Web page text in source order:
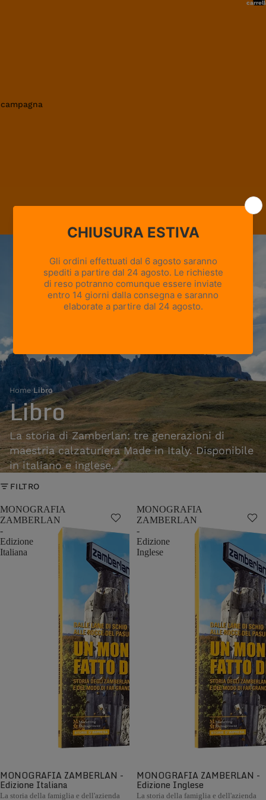
Home›Libro
Libro
La storia di Zamberlan: tre generazioni di
maestria calzaturiera Made in Italy. Disponibile
in italiano e inglese.
FILTRO
MONOGRAFIA
ZAMBERLAN
-
Edizione
Italiana
MONOGRAFIA ZAMBERLAN -
Edizione Italiana
La storia della famiglia e dell'azienda
MONOGRAFIA
ZAMBERLAN
-
Edizione
Inglese
MONOGRAFIA ZAMBERLAN -
Edizione Inglese
La storia della famiglia e dell'azienda